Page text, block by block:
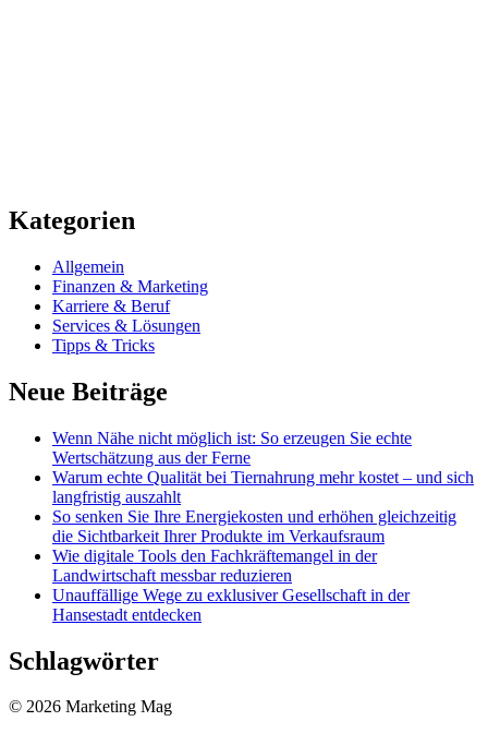
Kategorien
Allgemein
Finanzen & Marketing
Karriere & Beruf
Services & Lösungen
Tipps & Tricks
Neue Beiträge
Wenn Nähe nicht möglich ist: So erzeugen Sie echte
Wertschätzung aus der Ferne
Warum echte Qualität bei Tiernahrung mehr kostet – und sich
langfristig auszahlt
So senken Sie Ihre Energiekosten und erhöhen gleichzeitig
die Sichtbarkeit Ihrer Produkte im Verkaufsraum
Wie digitale Tools den Fachkräftemangel in der
Landwirtschaft messbar reduzieren
Unauffällige Wege zu exklusiver Gesellschaft in der
Hansestadt entdecken
Schlagwörter
© 2026 Marketing Mag